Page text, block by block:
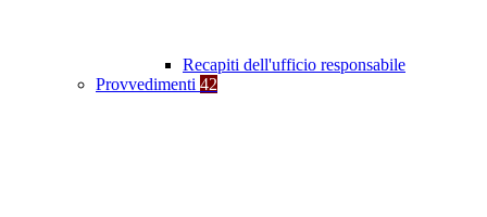
Recapiti dell'ufficio responsabile
Provvedimenti 42